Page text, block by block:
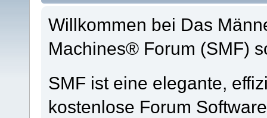
Willkommen bei Das
Machines® Forum (SMF)
SMF ist eine elegante,
kostenlose Forum